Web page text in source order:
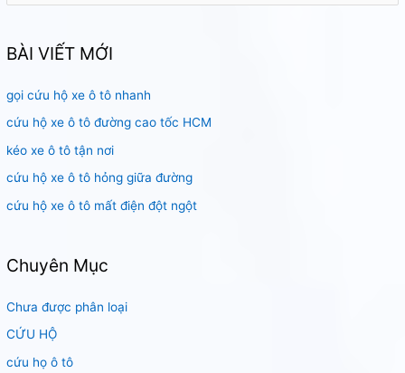
k
ế
m
:
BÀI VIẾT MỚI
gọi cứu hộ xe ô tô nhanh
cứu hộ xe ô tô đường cao tốc HCM
kéo xe ô tô tận nơi
cứu hộ xe ô tô hỏng giữa đường
cứu hộ xe ô tô mất điện đột ngột
Chuyên Mục
Chưa được phân loại
CỨU HỘ
cứu họ ô tô